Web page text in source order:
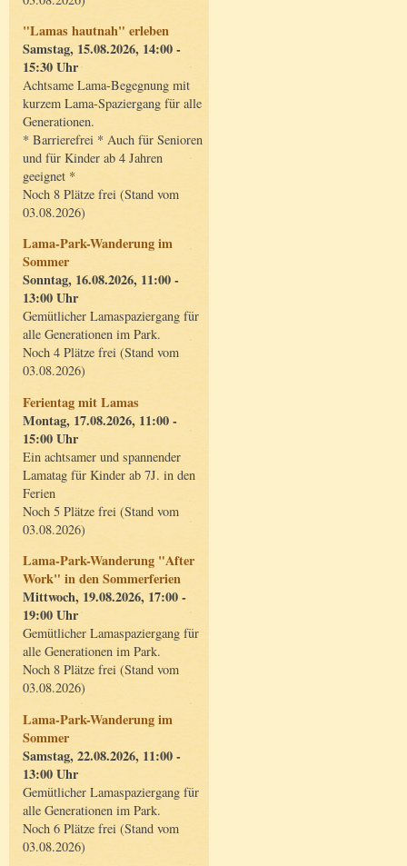
"Lamas hautnah" erleben
Samstag, 15.08.2026, 14:00 -
15:30 Uhr
Achtsame Lama-Begegnung mit
kurzem Lama-Spaziergang für alle
Generationen.
* Barrierefrei * Auch für Senioren
und für Kinder ab 4 Jahren
geeignet *
Noch 8 Plätze frei (Stand vom
03.08.2026)
Lama-Park-Wanderung im
Sommer
Sonntag, 16.08.2026, 11:00 -
13:00 Uhr
Gemütlicher Lamaspaziergang für
alle Generationen im Park.
Noch 4 Plätze frei (Stand vom
03.08.2026)
Ferientag mit Lamas
Montag, 17.08.2026, 11:00 -
15:00 Uhr
Ein achtsamer und spannender
Lamatag für Kinder ab 7J. in den
Ferien
Noch 5 Plätze frei (Stand vom
03.08.2026)
Lama-Park-Wanderung "After
Work" in den Sommerferien
Mittwoch, 19.08.2026, 17:00 -
19:00 Uhr
Gemütlicher Lamaspaziergang für
alle Generationen im Park.
Noch 8 Plätze frei (Stand vom
03.08.2026)
Lama-Park-Wanderung im
Sommer
Samstag, 22.08.2026, 11:00 -
13:00 Uhr
Gemütlicher Lamaspaziergang für
alle Generationen im Park.
Noch 6 Plätze frei (Stand vom
03.08.2026)